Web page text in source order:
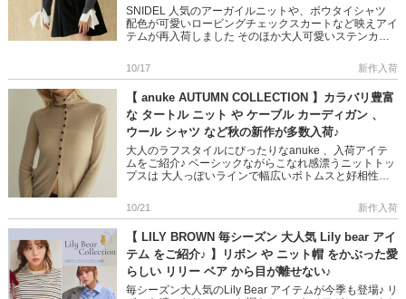
SNIDEL 人気のアーガイルニットや、ボウタイシャツ
配色が可愛いロービングチェックスカートなど映えアイ
テムが再入荷しました そのほか大人可愛いステンカラ
ーズンライクな […]
10/17 新作入荷
【 anuke AUTUMN COLLECTION 】カラバリ豊富
な タートル ニット や ケーブル カーディガン 、
ウール シャツ など秋の新作が多数入荷♪
大人のラフスタイルにぴったりなanuke 、入荷アイテ
ムをご紹介♪ ベーシックながらこなれ感漂うニットトッ
プスは 大人っぽいラインで幅広いボトムスと好相性◎
抜群です デ […]
10/21 新作入荷
【 LILY BROWN 毎シーズン 大人気 Lily bear アイ
テム をご紹介♪ 】リボン や ニット帽 をかぶった愛
らしい リリー ベア から目が離せない♪
毎シーズン大人気のLily Bear アイテムが今季も登場♪ リ